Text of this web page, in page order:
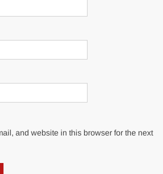
and website in this browser for the next